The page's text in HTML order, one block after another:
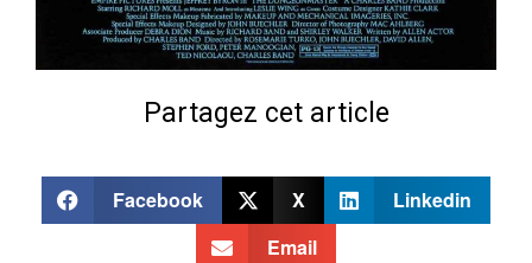
Partagez cet article
Facebook X
Linkedin
Email